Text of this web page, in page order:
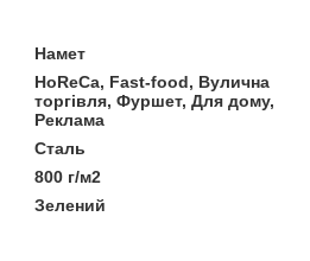
Намет
HoReCa, Fast-food, Вулична
торгівля, Фуршет, Для дому,
Реклама
Сталь
800 г/м2
Зелений